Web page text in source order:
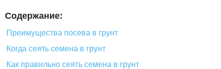
Содержание:
Преимущества посева в грунт
Когда сеять семена в грунт
Как правильно сеять семена в грунт